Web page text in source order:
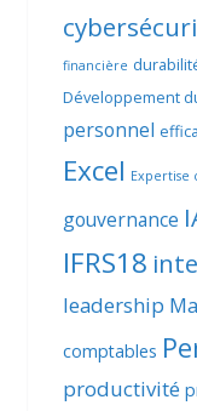
financière
Développement
personnel
Excel Expertise
gouvernance
IFRS18
leadership
comptables
productivité